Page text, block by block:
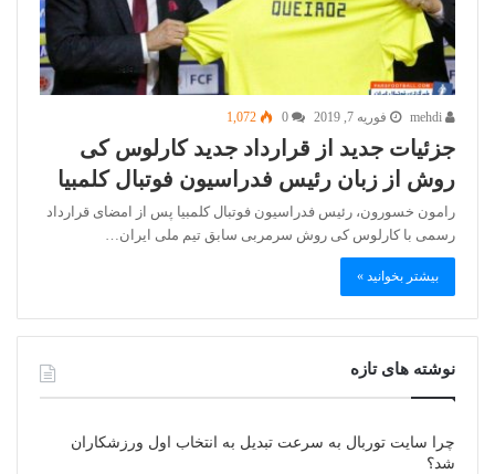
فوریه 7, 2019 1,072
جزئیات جدید از قرارداد جدید کارلوس کی
روش از زبان رئیس فدراسیون فوتبال کلمبیا
رامون خسورون، رئیس فدراسیون فوتبال کلمبیا پس از امضای قرارداد
رسمی با کارلوس کی روش سرمربی سابق تیم ملی ایران…
بیشتر بخوانید »
نوشته های تازه
چرا سایت توربال به ‌سرعت تبدیل به انتخاب اول ورزشکاران
شد؟